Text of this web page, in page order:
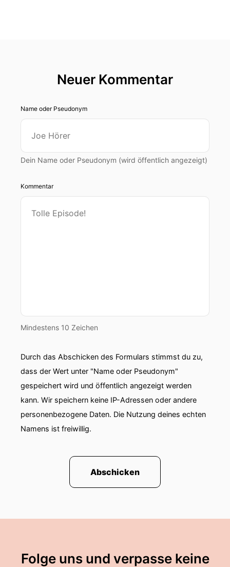
Neuer Kommentar
Name oder Pseudonym
Dein Name oder Pseudonym (wird öffentlich angezeigt)
Kommentar
Mindestens 10 Zeichen
Durch das Abschicken des Formulars stimmst du zu,
dass der Wert unter "Name oder Pseudonym"
gespeichert wird und öffentlich angezeigt werden
kann. Wir speichern keine IP-Adressen oder andere
personenbezogene Daten. Die Nutzung deines echten
Namens ist freiwillig.
Abschicken
Folge uns und verpasse keine